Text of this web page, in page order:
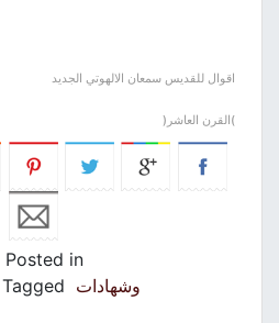
اقوال للقديس سمعان الالهوتي الجديد
)القرن العاشر(
Posted in
وشهادات Tagged